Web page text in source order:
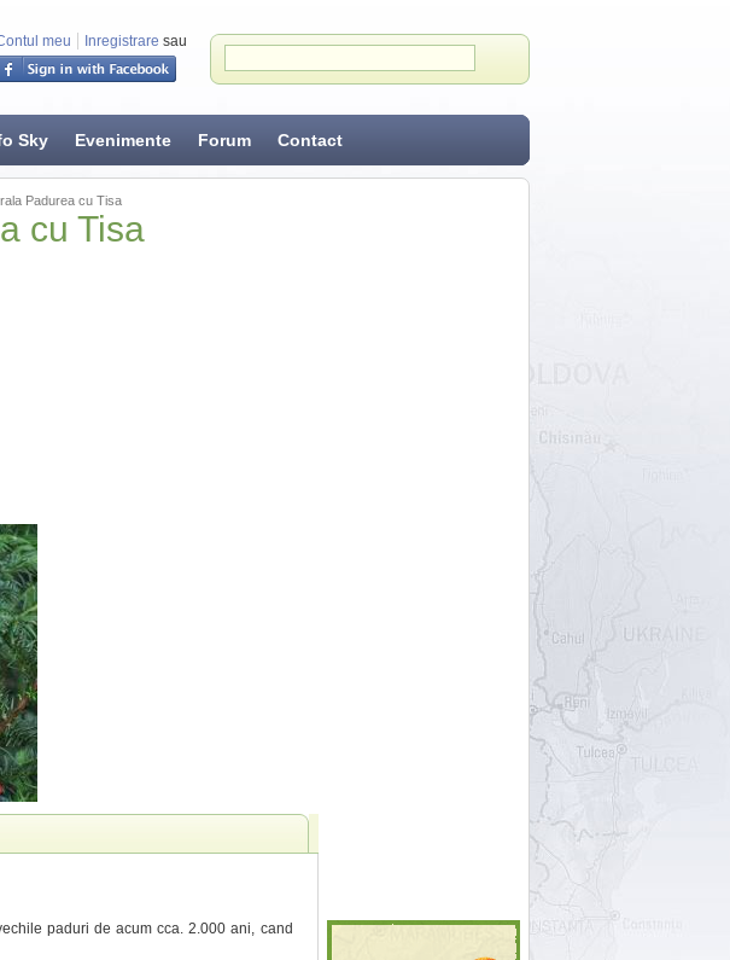
meu Inregistrare sau
Sky Evenimente Forum Contact
Padurea cu Tisa
cu Tisa
paduri de acum cca. 2.000 ani, cand